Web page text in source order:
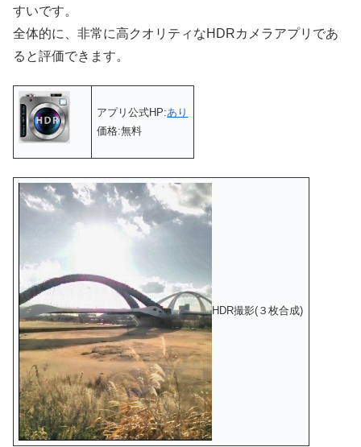
すいです。
全体的に、非常に高クオリティなHDRカメラアプリであ
ると評価できます。
アプリ公式HP:あり
価格:無料
HDR撮影(３枚合成)